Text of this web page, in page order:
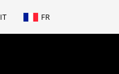
IT FR